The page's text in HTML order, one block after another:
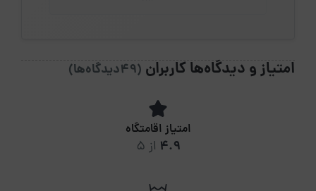
امتیاز و دیدگاه‌ها کاربران (49دیدگاه‌ها)
امتیاز اقامتگاه
4.9 از 5